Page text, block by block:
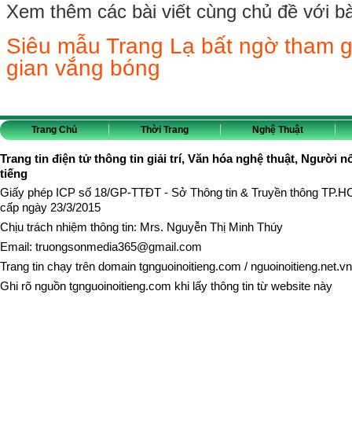
Xem thêm các bài viết cùng chủ đề với
Siêu mẫu Trang Lạ bất ngờ tham
gian vắng bóng
Trang Chủ Thời Trang Nghệ Thuật
Trang tin điện tử thông tin giải trí, Văn hóa nghệ thuật, Người
tiếng
Giấy phép ICP số 18/GP-TTĐT - Sở Thông tin & Truyền thông
cấp ngày 23/3/2015
Chịu trách nhiệm thông tin: Mrs. Nguyễn Thị Minh Thúy
Email: truongsonmedia365@gmail.com
Trang tin chạy trên domain tgnguoinoitieng.com / nguoinoitieng.net.vn
Ghi rõ nguồn tgnguoinoitieng.com khi lấy thông tin từ website này